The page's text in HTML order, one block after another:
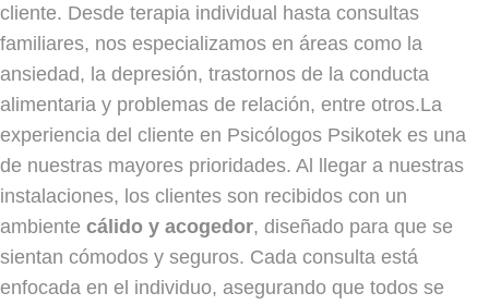
cliente. Desde terapia individual hasta consultas
familiares, nos especializamos en áreas como la
ansiedad, la depresión, trastornos de la conducta
alimentaria y problemas de relación, entre otros.La
experiencia del cliente en Psicólogos Psikotek es una
de nuestras mayores prioridades. Al llegar a nuestras
instalaciones, los clientes son recibidos con un
ambiente cálido y acogedor, diseñado para que se
sientan cómodos y seguros. Cada consulta está
enfocada en el individuo, asegurando que todos se